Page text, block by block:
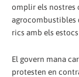
omplir els nostres
agrocombustibles
rics amb els
El govern mana
protesten en